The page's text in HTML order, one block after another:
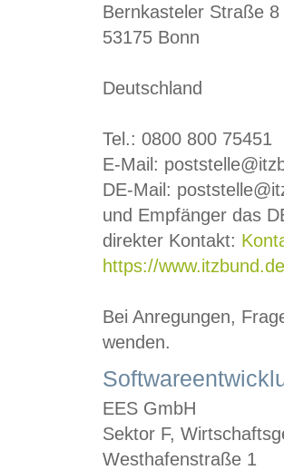
Bernkasteler Straße 8
53175 Bonn
Deutschland
Tel.: 0800 800 75451
E-Mail:
DE-Mail:
und Empfänger das
direkter Kontakt:
https://
Bei Anregungen,
wenden.
EES GmbH
Sektor F,
Westhafenstraße 1